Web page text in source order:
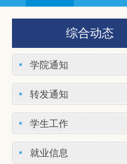
综合动态
学院通知
转发通知
学生工作
就业信息